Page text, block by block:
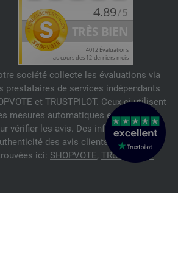
société collecte les évaluations via
prestataires de services indépendants
et TRUSTPILOT. Ceux-ci utilisent
mesures automatiques et manuelles
vérifier les avis. Des informations sur
des avis clients peuvent être
ici: SHOPVOTE, TRUSTPILOT